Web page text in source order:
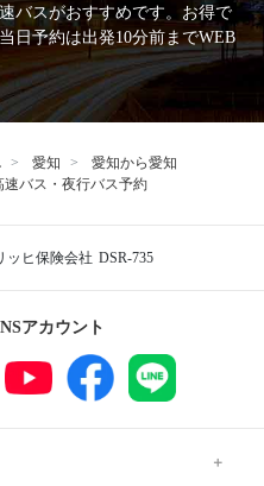
バスがおすすめです。お得で
日予約は出発10分前までWEB
愛知
愛知から愛知
バス・夜行バス予約
ッヒ保険会社 DSR-735
アカウント